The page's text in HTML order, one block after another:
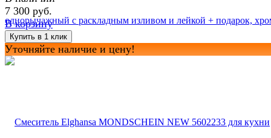
7 300 руб.
В корзину
Уточняйте наличие и цену!